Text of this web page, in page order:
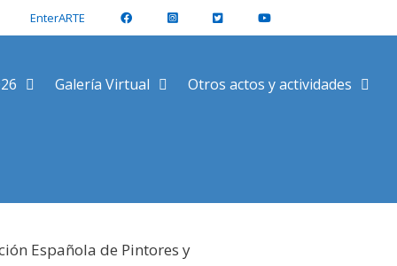
EnterARTE
Galería Virtual Otros actos y actividades
Española de Pintores y